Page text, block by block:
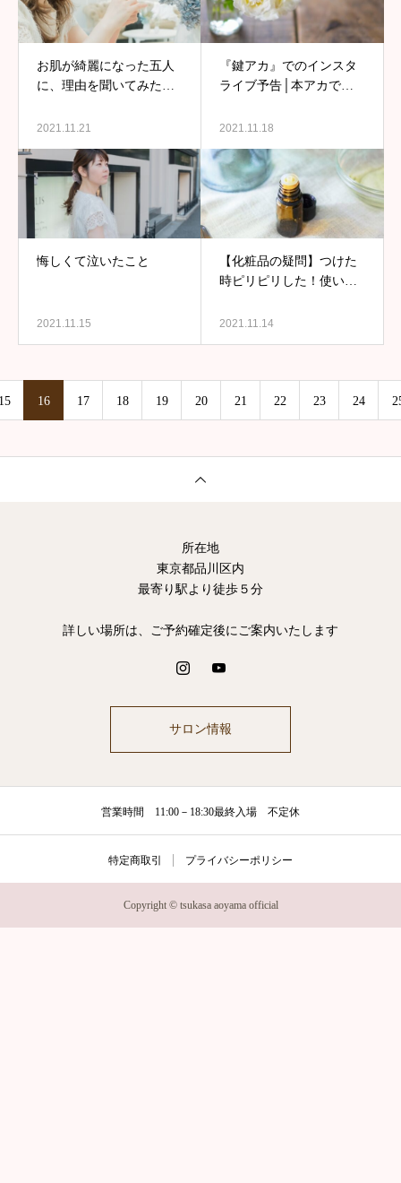
お肌が綺麗になった五人
に、理由を聞いてみた
2021.11.21
『鍵アカ』でのインスタ
ライブ予告│本アカでは
こんなこと。笑
2021.11.18
悔しくて泣いたこと
2021.11.15
【化粧品の疑問】つけた
時ピリピリした！使い続
2021.11.14
16 17 18 19 20 21 22 23 24
所在地
東京都品川区内
最寄り駅より徒歩５分
詳しい場所は、ご予約確定後にご案内いたします
サロン情報
営業時間 11:00－18:30最終入場 不定休
特定商取引 プライバシーポリシー
Copyright © tsukasa aoyama official